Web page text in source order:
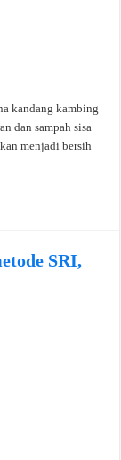
kandang kambing
dan sampah sisa
menjadi bersih
SRI,